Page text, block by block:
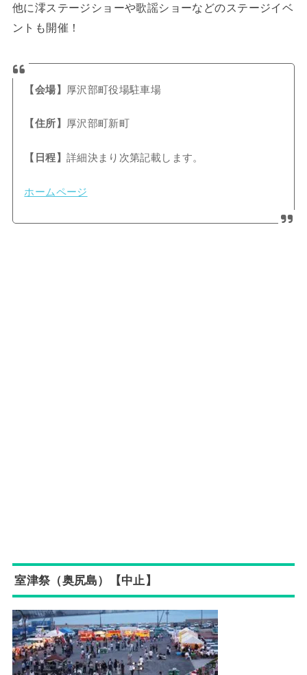
他に澪ステージショーや歌謡ショーなどのステージイベ
ントも開催！
【会場】 厚沢部町役場駐車場
【住所】 厚沢部町新町
【日程】 詳細決まり次第記載します。
ホームページ
室津祭（奥尻島）【中止】